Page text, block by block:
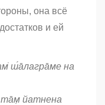
она всё
и ей
ш́а̄лагра̄ме на
йатнена